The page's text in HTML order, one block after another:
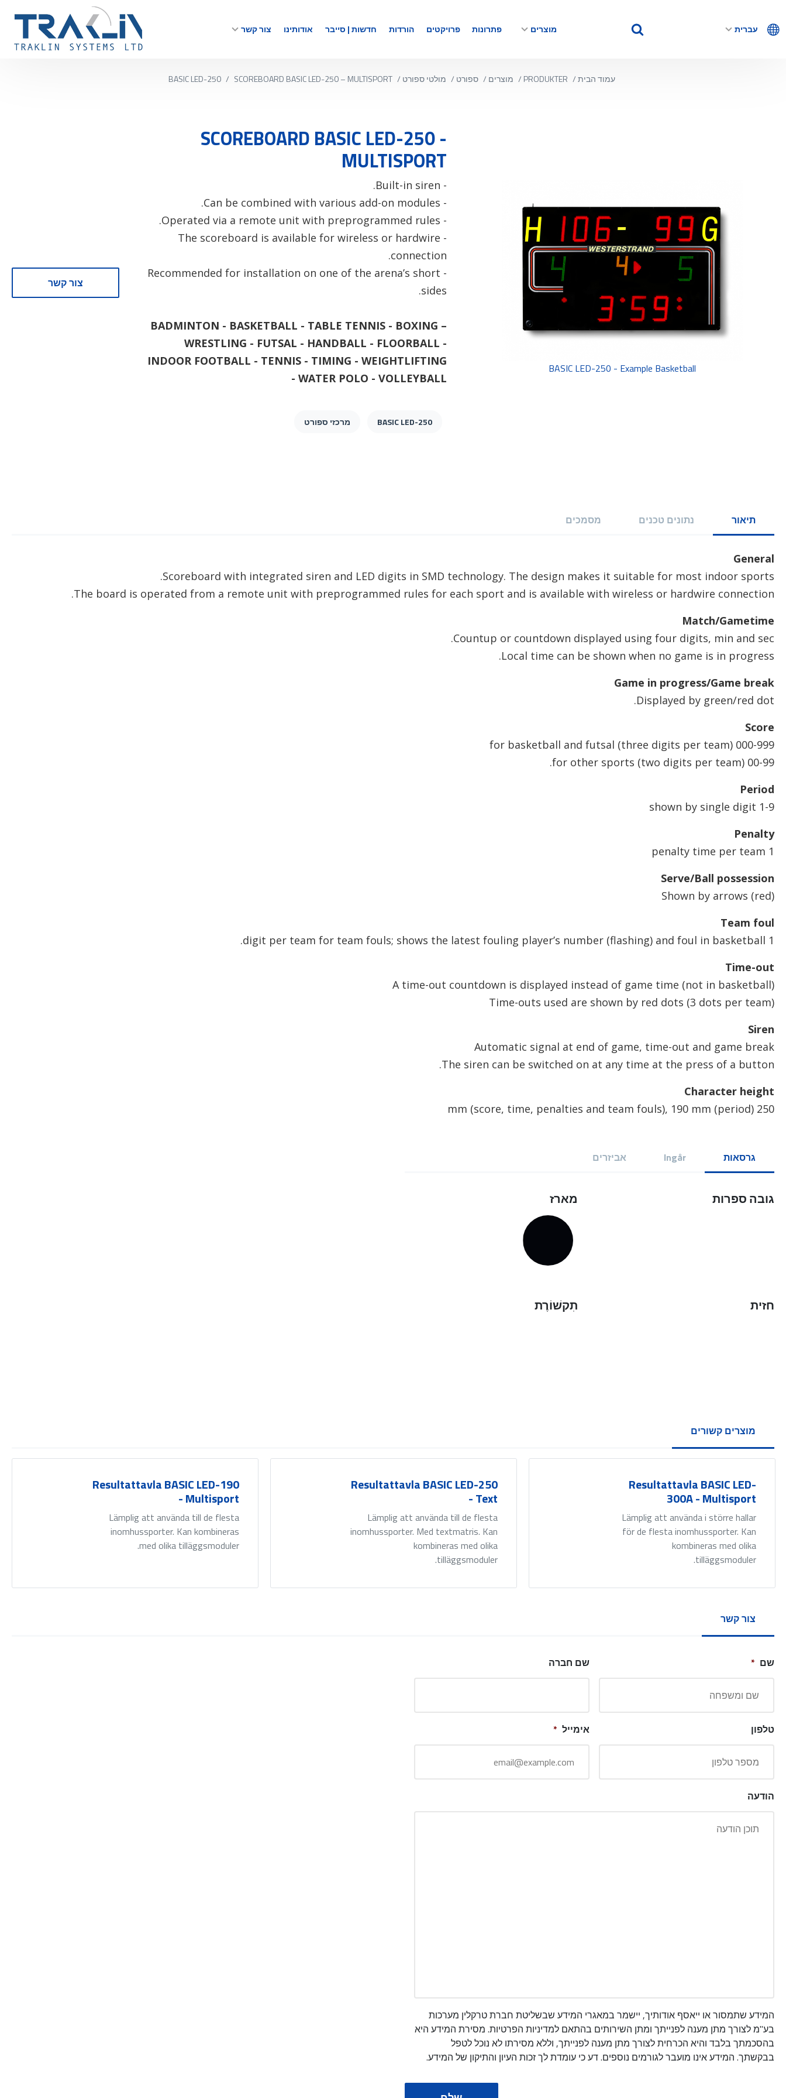
מוצרים פתרונות פרויקטים הורדות חדשות | סייבר אודותינו צור קשר עברית
עמוד הבית/
PRODUKTER
/ מוצרים / ספורט / מולטי ספורט /
BASIC LED-250 / SCOREBOARD BASIC LED-250 – MULTISPORT
BASIC LED-250 - Example Basketball
SCOREBOARD BASIC LED-250 -
MULTISPORT
- Built-in siren.
- Can be combined with various add-on modules.
- Operated via a remote unit with preprogrammed rules.
- The scoreboard is available for wireless or hardwire
connection.
- Recommended for installation on one of the arena’s short
sides.
BADMINTON - BASKETBALL - TABLE TENNIS - BOXING –
WRESTLING - FUTSAL - HANDBALL - FLOORBALL -
INDOOR FOOTBALL - TENNIS - TIMING - WEIGHTLIFTING
- WATER POLO - VOLLEYBALL
BASIC LED-250 מרכזי ספורט
צור קשר
תיאור נתונים טכנים מסמכים
General
Scoreboard with integrated siren and LED digits in SMD technology. The design makes it suitable for most indoor sports.
The board is operated from a remote unit with preprogrammed rules for each sport and is available with wireless or hardwire connection.
Match/Gametime
Countup or countdown displayed using four digits, min and sec.
Local time can be shown when no game is in progress.
Game in progress/Game break
Displayed by green/red dot.
Score
000-999 (three digits per team) for basketball and futsal
00-99 (two digits per team) for other sports.
Period
1-9 shown by single digit
Penalty
1 penalty time per team
Serve/Ball possession
Shown by arrows (red)
Team foul
1 digit per team for team fouls; shows the latest fouling player’s number (flashing) and foul in basketball.
Time-out
A time-out countdown is displayed instead of game time (not in basketball)
Time-outs used are shown by red dots (3 dots per team)
Siren
Automatic signal at end of game, time-out and game break
The siren can be switched on at any time at the press of a button.
Character height
250 mm (score, time, penalties and team fouls), 190 mm (period)
גרסאות Ingår אביזרים
גובה ספרות מארז
חזית תִקשׁוֹרֶת
מוצרים קשורים
Resultattavla BASIC LED-190
- Multisport
Lämplig att använda till de flesta
inomhussporter. Kan kombineras
med olika tilläggsmoduler.
Resultattavla BASIC LED-250
- Text
Lämplig att använda till de flesta
inomhussporter. Med textmatris. Kan
kombineras med olika
tilläggsmoduler.
Resultattavla BASIC LED-
300A - Multisport
Lämplig att använda i större hallar
för de flesta inomhussporter. Kan
kombineras med olika
tilläggsmoduler.
צור קשר
שם * שם חברה
טלפון אימייל *
הודעה
המידע שתמסור או ייאסף אודותיך, יישמר במאגרי המידע שבשליטת חברת טרקלין מערכות
בע"מ לצורך מתן מענה לפנייתך ומתן השירותים בהתאם למדיניות הפרטיות. מסירת המידע היא
בהסכמתך בלבד והיא הכרחית לצורך מתן מענה לפנייתך, וללא מסירתו לא נוכל לטפל
בבקשתך. המידע אינו מועבר לגורמים נוספים. דע כי עומדת לך זכות העיון והתיקון של המידע.